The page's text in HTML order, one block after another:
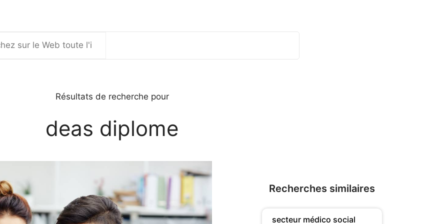
Résultats de recherche pour
deas diplome
Recherches similaires
secteur médico social